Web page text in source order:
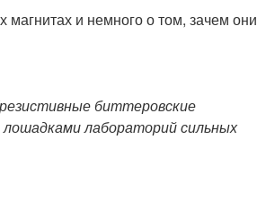
и немного о том, зачем они
биттеровские
лабораторий сильных